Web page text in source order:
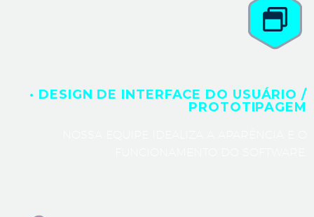
· DESIGN DE INTERFACE DO USUÁRIO /
PROTOTIPAGEM